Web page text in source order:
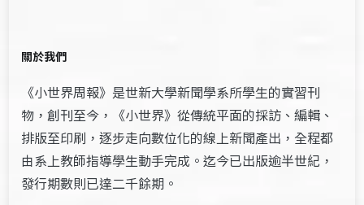
關於我們
《小世界周報》是世新大學新聞學系所學生的實習刊
物，創刊至今，《小世界》從傳統平面的採訪、編輯、
排版至印刷，逐步走向數位化的線上新聞產出，全程都
由系上教師指導學生動手完成。迄今已出版逾半世紀，
發行期數則已達二千餘期。